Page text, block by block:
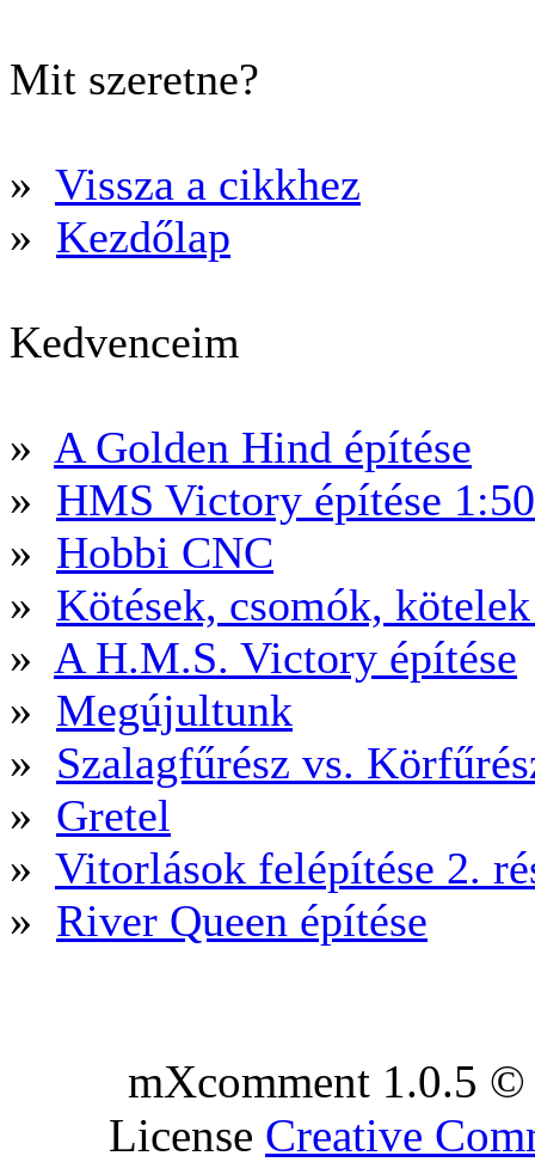
Mit szeretne?
» Vissza a cikkhez
» Kezdőlap
Kedvenceim
» A Golden Hind építése
» HMS Victory építése
» Hobbi CNC
» Kötések, csomók,
» A H.M.S. Victory építése
» Megújultunk
» Szalagfűrész vs.
» Gretel
» Vitorlások felépítése 2.
» River Queen építése
mXcomment 1.0.5
License Creative